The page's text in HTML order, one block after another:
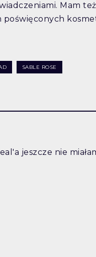
Mam
SABLE ROSE
jeszcze nie